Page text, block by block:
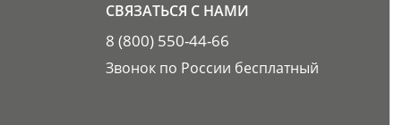
СВЯЗАТЬСЯ С НАМИ
8 (800) 550-44-66
Звонок по России бесплатный